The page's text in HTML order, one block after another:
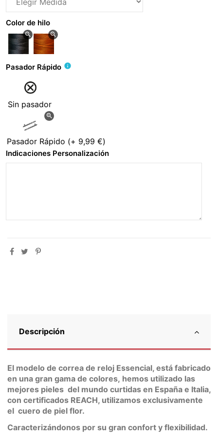
Color de hilo
zoom_in zoom_in
Pasador Rápido info
Sin pasador
zoom_in
Pasador Rápido (+ 9,99 €)
Indicaciones Personalización
Descripción
El modelo de correa de reloj Essencial, está fabricado
en una gran gama de colores, hemos utilizado las
mejores pieles del mundo curtidas en España e Italia,
con certificados REACH, utilizamos exclusivamente
el cuero de piel flor.
Caracterizándonos por su gran confort y flexibilidad.